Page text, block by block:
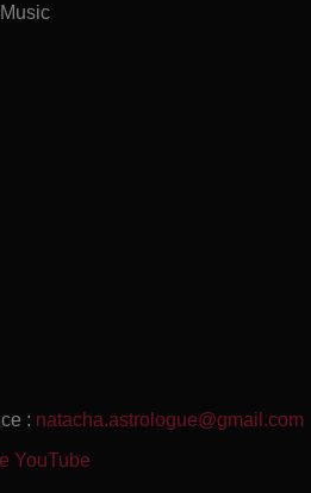
: natacha.astrologue@gmail.com
YouTube